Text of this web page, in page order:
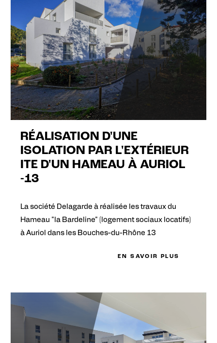
RÉALISATION D'UNE
ISOLATION PAR L'EXTÉRIEUR
ITE D'UN HAMEAU À AURIOL
-13
La société Delagarde à réalisée les travaux du
Hameau "la Bardeline" (logement sociaux locatifs)
à Auriol dans les Bouches-du-Rhône 13
EN SAVOIR PLUS